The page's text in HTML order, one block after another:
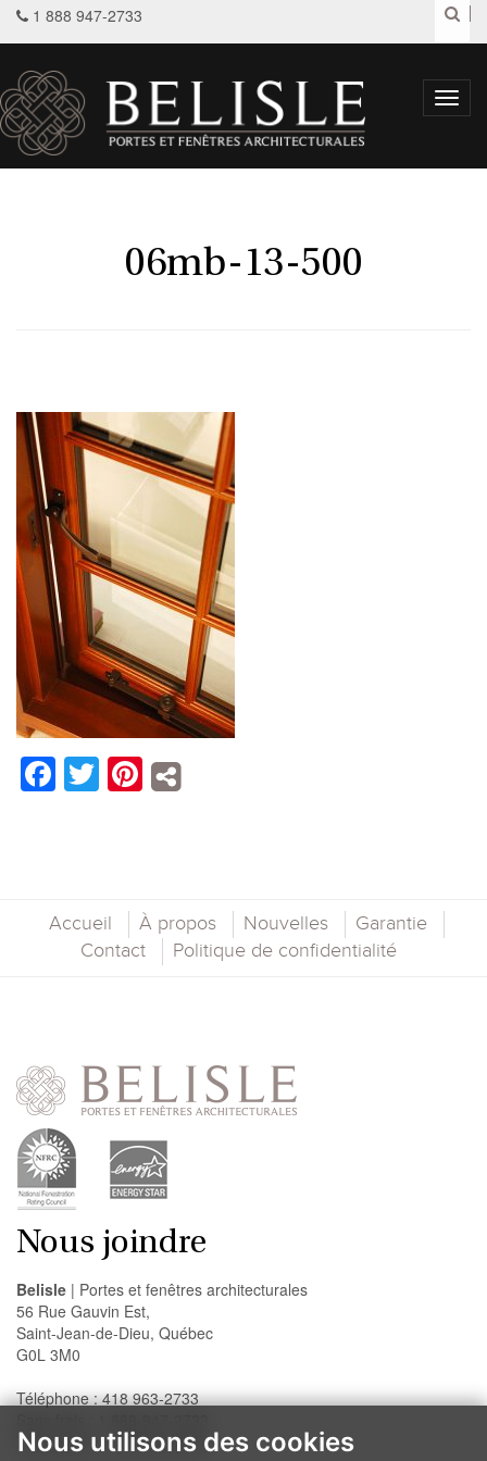
Nous utilisons des cookies
1 888 947-2733
06mb-13-500
Facebook
TwitterPinterest
Accueil À propos Nouvelles
Garantie
Contact
Politique de confidentialité
Nous joindre
Belisle | Portes et fenêtres architecturales
56 Rue Gauvin Est,
Saint-Jean-de-Dieu, Québec
G0L 3M0
Téléphone : 418 963-2733
Télécopieur : 418 963-2200